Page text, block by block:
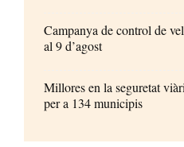
Campanya de control de
al 9 d’agost
Millores en la seguretat
per a 134 municipis